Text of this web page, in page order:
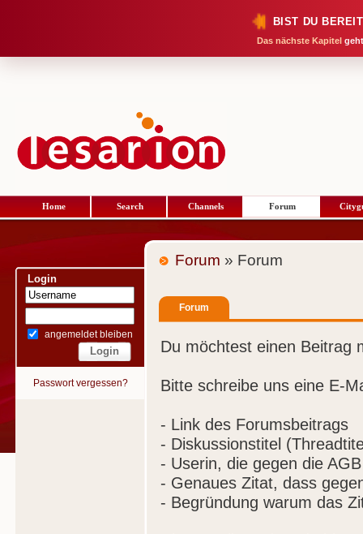
BIST DU
Das nächste Kapitel
Home Search Channels Forum
Login
angemeldet bleiben
Passwort vergessen?
Forum » Forum
Forum
Du möchtest einen Beitrag
Bitte schreibe uns eine E-
- Link des Forumsbeitrags
- Diskussionstitel
- Userin, die gegen die
- Genaues Zitat, dass
- Begründung warum das